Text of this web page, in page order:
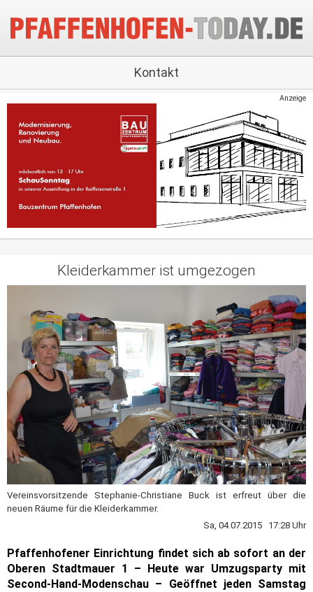
Kontakt
Anzeige
Kleiderkammer ist umgezogen
Vereinsvorsitzende Stephanie-Christiane Buck ist erfreut über die
neuen Räume für die Kleiderkammer.
Sa, 04.07.2015 17:28 Uhr
Pfaffenhofener Einrichtung findet sich ab sofort an der
Oberen Stadtmauer 1 – Heute war Umzugsparty mit
Second-Hand-Modenschau – Geöffnet jeden Samstag